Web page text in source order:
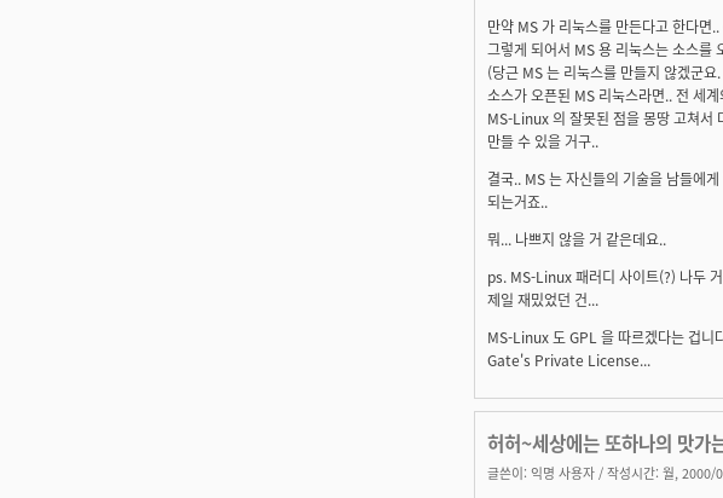
만약 MS 가 리눅스를 만든다고 한다면
그렇게 되어서 MS 용 리눅스는 소스를
(당근 MS 는 리눅스를 만들지 않겠군
소스가 오픈된 MS 리눅스라면.. 전 세
MS-Linux 의 잘못된 점을 몽땅 고쳐서
만들 수 있을 거구..
결국.. MS 는 자신들의 기술을 남들에
되는거죠..
뭐... 나쁘지 않을 거 같은데요..
ps. MS-Linux 패러디 사이트(?) 나두
제일 재밌었던 건...
MS-Linux 도 GPL 을 따르겠다는 겁니
Gate's Private License...
허허~세상에는 또하나의 맛
글쓴이: 익명 사용자 / 작성시간: 월, 2000/